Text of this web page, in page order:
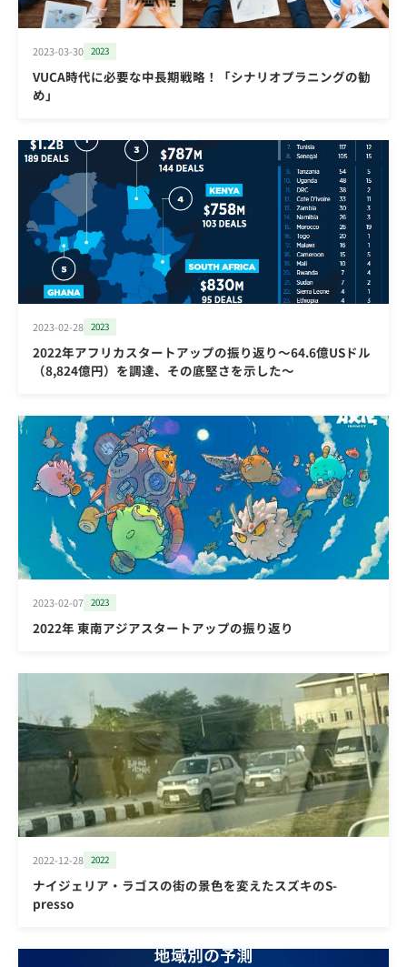
2023-03-30 2023
VUCA時代に必要な中長期戦略！「シナリオプラニングの勧
め」
2023-02-28 2023
2022年アフリカスタートアップの振り返り～64.6億USドル
（8,824億円）を調達、その底堅さを示した～
2023-02-07 2023
2022年 東南アジアスタートアップの振り返り
2022-12-28 2022
ナイジェリア・ラゴスの街の景色を変えたスズキのS-
presso